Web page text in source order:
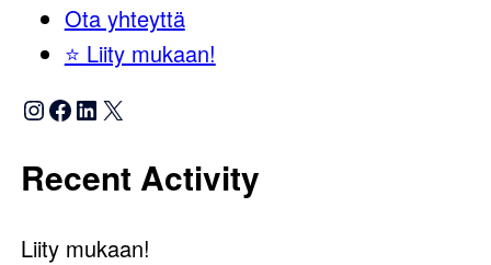
Ota yhteyttä
⭐️ Liity mukaan!
Instagram
Facebook
LinkedIn
X
Recent Activity
Liity mukaan!